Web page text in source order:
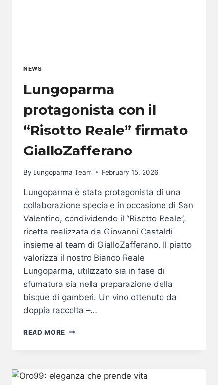
NEWS
Lungoparma
protagonista con il
“Risotto Reale” firmato
GialloZafferano
By Lungoparma Team February 15, 2026
Lungoparma è stata protagonista di una
collaborazione speciale in occasione di San
Valentino, condividendo il “Risotto Reale”,
ricetta realizzata da Giovanni Castaldi
insieme al team di GialloZafferano. Il piatto
valorizza il nostro Bianco Reale
Lungoparma, utilizzato sia in fase di
sfumatura sia nella preparazione della
bisque di gamberi. Un vino ottenuto da
doppia raccolta –…
READ MORE LUNGOPARMA
REALE”